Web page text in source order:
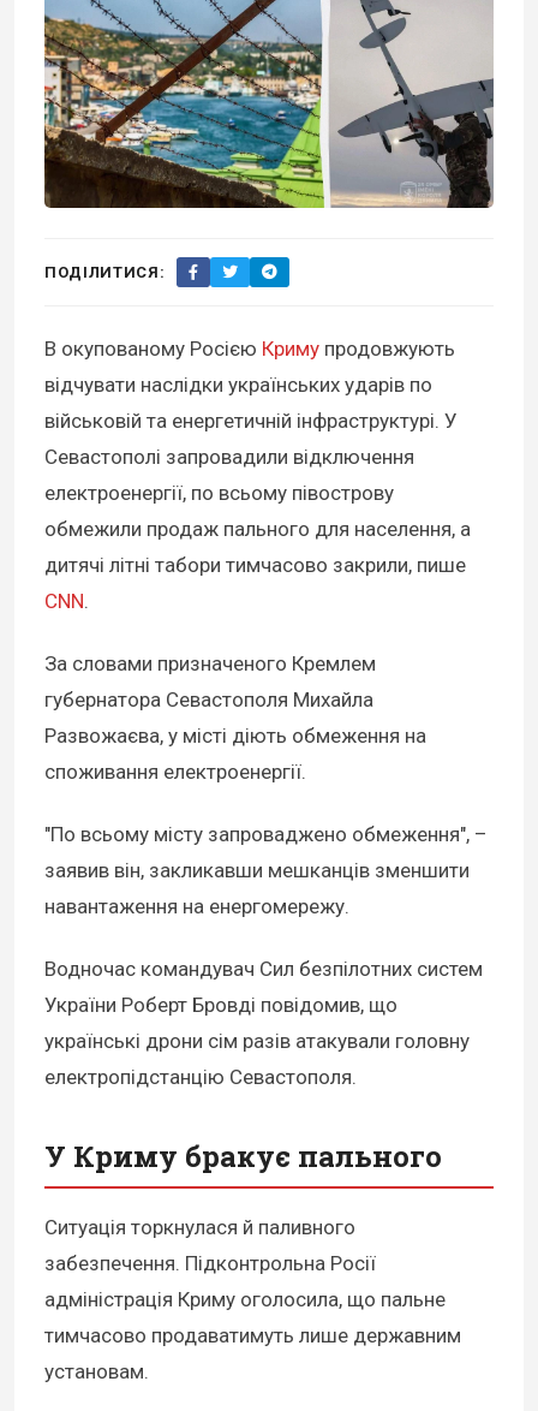
ПОДІЛИТИСЯ:
В окупованому Росією Криму продовжують
відчувати наслідки українських ударів по
військовій та енергетичній інфраструктурі. У
Севастополі запровадили відключення
електроенергії, по всьому півострову
обмежили продаж пального для населення, а
дитячі літні табори тимчасово закрили, пише
CNN.
За словами призначеного Кремлем
губернатора Севастополя Михайла
Развожаєва, у місті діють обмеження на
споживання електроенергії.
"По всьому місту запроваджено обмеження", –
заявив він, закликавши мешканців зменшити
навантаження на енергомережу.
Водночас командувач Сил безпілотних систем
України Роберт Бровді повідомив, що
українські дрони сім разів атакували головну
електропідстанцію Севастополя.
У Криму бракує пального
Ситуація торкнулася й паливного
забезпечення. Підконтрольна Росії
адміністрація Криму оголосила, що пальне
тимчасово продаватимуть лише державним
установам.